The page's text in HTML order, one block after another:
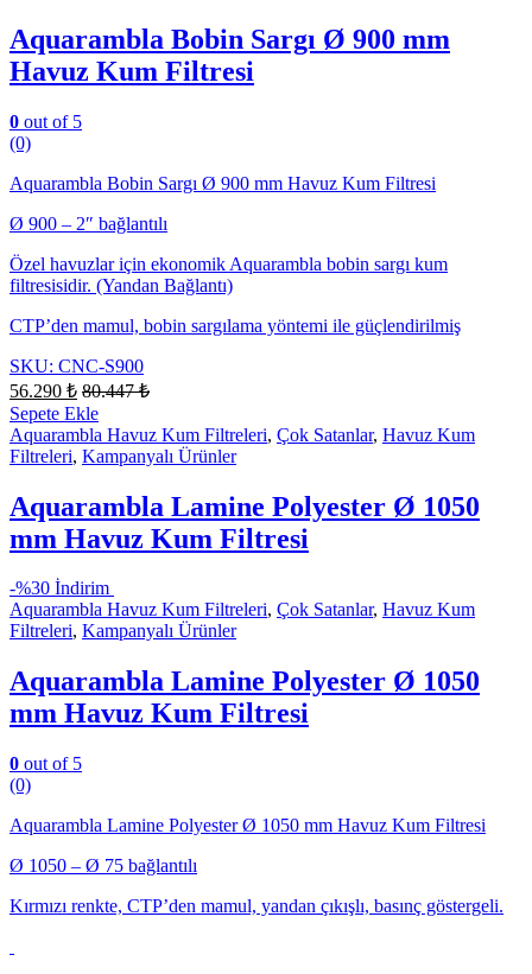
Aquarambla Bobin Sargı Ø 900 mm
Havuz Kum Filtresi
0 out of 5
(0)
Aquarambla Bobin Sargı Ø 900 mm Havuz Kum Filtresi
Ø 900 – 2″ bağlantılı
Özel havuzlar için ekonomik Aquarambla bobin sargı kum
filtresisidir. (Yandan Bağlantı)
CTP’den mamul, bobin sargılama yöntemi ile güçlendirilmiş
SKU: CNC-S900
56.290 ₺ 80.447₺
Sepete Ekle
Aquarambla Havuz Kum Filtreleri, Çok Satanlar, Havuz Kum
Filtreleri, Kampanyalı Ürünler
Aquarambla Lamine Polyester Ø 1050
mm Havuz Kum Filtresi
-%30 İndirim
Aquarambla Havuz Kum Filtreleri, Çok Satanlar, Havuz Kum
Filtreleri, Kampanyalı Ürünler
Aquarambla Lamine Polyester Ø 1050
mm Havuz Kum Filtresi
0 out of 5
(0)
Aquarambla Lamine Polyester Ø 1050 mm Havuz Kum Filtresi
Ø 1050 – Ø 75 bağlantılı
Kırmızı renkte, CTP’den mamul, yandan çıkışlı, basınç göstergeli.